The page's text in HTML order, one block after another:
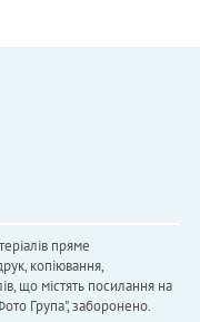
пряме
копіювання,
що містять посилання на
Група", заборонено.